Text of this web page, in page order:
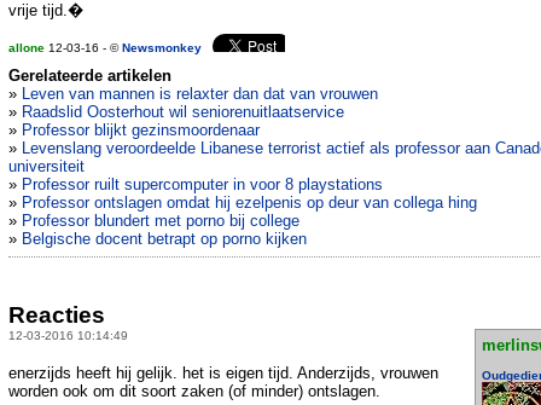
vrije tijd.�
allone 12-03-16 - ©Newsmonkey
Gerelateerde artikelen
» Leven van mannen is relaxter dan dat van vrouwen
» Raadslid Oosterhout wil seniorenuitlaatservice
» Professor blijkt gezinsmoordenaar
» Levenslang veroordeelde Libanese terrorist actief als professor aan
universiteit
» Professor ruilt supercomputer in voor 8 playstations
» Professor ontslagen omdat hij ezelpenis op deur van collega hing
» Professor blundert met porno bij college
» Belgische docent betrapt op porno kijken
Reacties
12-03-2016 10:14:49
enerzijds heeft hij gelijk. het is eigen tijd. Anderzijds, vrouwen
worden ook om dit soort zaken (of minder) ontslagen.